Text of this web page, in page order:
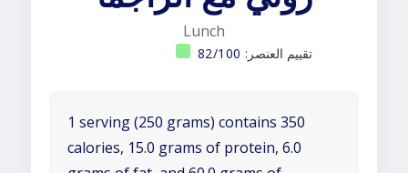
Lunch
تقييم العنصر: 82/100
1 serving (250 grams) contains 350
calories, 15.0 grams of protein, 6.0